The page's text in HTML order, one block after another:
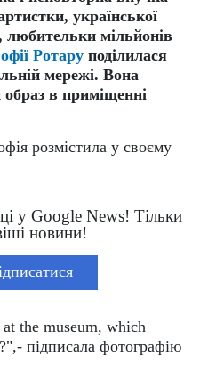
української
любительки мільйонів
Ротару поділилася
мережі. Вона
в приміщенні
розмістила у своєму
у Google News! Тільки
новини!
the museum, which
підписала фотографію